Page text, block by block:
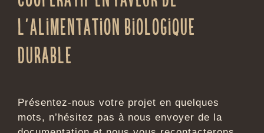
Rejoignez mache !
et participez à notre groupement
l’alimentation biologique